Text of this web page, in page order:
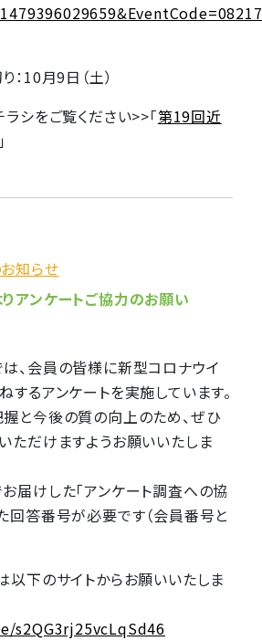
10月9日（土）
シをご覧ください>>「第19回近
」
知らせ
アンケートご協力のお願い
、会員の皆様に新型コロナウイ
するアンケートを実施しています。
と今後の質の向上のため、ぜひ
ただけますようお願いいたしま
届けした「アンケート調査への協
回答番号が必要です（会員番号と
以下のサイトからお願いいたしま
s2QG3rj25vcLqSd46